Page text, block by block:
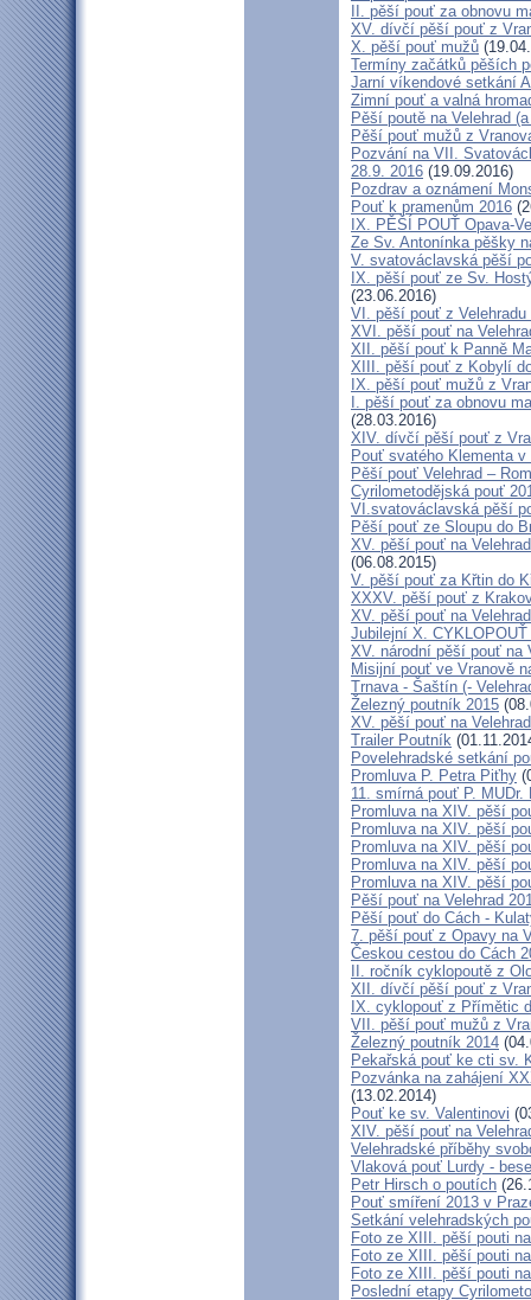
II. pěší pouť za obnovu
XV. dívčí pěší pouť z
X. pěší pouť mužů
Termíny začátků pěších
Jarní víkendové setkání
Zimní pouť a valná
Pěší poutě na Velehrad
Pěší pouť mužů z
Pozvání na VII.
28.9. 2016 (19.09.2016)
Pozdrav a oznámení
Pouť k pramenům 2016
IX. PĚŠÍ POUŤ Opava-
Ze Sv. Antonínka pěšky
V. svatováclavská pěší
IX. pěší pouť ze Sv.
(23.06.2016)
VI. pěší pouť z
XVI. pěší pouť na
XII. pěší pouť k Panně
XIII. pěší pouť z Kobylí
IX. pěší pouť mužů z
I. pěší pouť za obnovu
(28.03.2016)
XIV. dívčí pěší pouť z
Pouť svatého Klementa
Pěší pouť Velehrad –
Cyrilometodějská pouť
VI.svatováclavská pěší
Pěší pouť ze Sloupu do
XV. pěší pouť na
(06.08.2015)
V. pěší pouť za Křtin do
XXXV. pěší pouť z
XV. pěší pouť na
Jubilejní X.
XV. národní pěší pouť na
Misijní pouť ve Vranově
Trnava - Šaštín (-
Železný poutník 2015
XV. pěší pouť na
Trailer Poutník
Povelehradské setkání
Promluva P. Petra Piťhy
11. smírná pouť P.
Promluva na XIV. pěší
Promluva na XIV. pěší
Promluva na XIV. pěší
Promluva na XIV. pěší
Promluva na XIV. pěší
Pěší pouť na Velehrad
Pěší pouť do Cách -
7. pěší pouť z Opavy na
Českou cestou do Cách
II. ročník cyklopoutě z
XII. dívčí pěší pouť z
IX. cyklopouť z Přímětic
VII. pěší pouť mužů z
Železný poutník 2014
Pekařská pouť ke cti sv.
Pozvánka na zahájení
(13.02.2014)
Pouť ke sv. Valentinovi
XIV. pěší pouť na
Velehradské příběhy
Vlaková pouť Lurdy -
Petr Hirsch o poutích
Pouť smíření 2013 v
Setkání velehradských
Foto ze XIII. pěší pouti
Foto ze XIII. pěší pouti
Foto ze XIII. pěší pouti
Poslední etapy